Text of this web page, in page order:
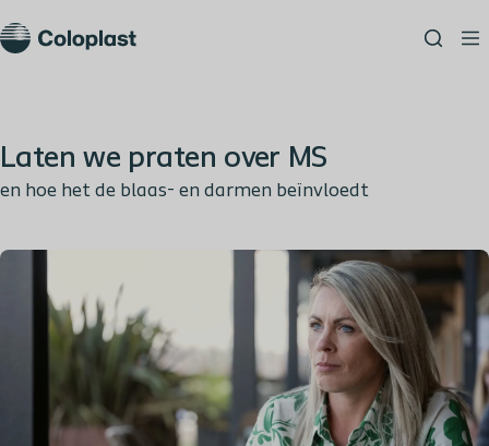
Laten we praten over MS
en hoe het de blaas- en darmen beïnvloedt